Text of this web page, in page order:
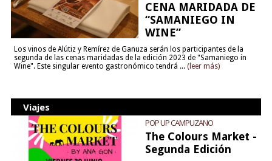
CENA MARIDADA DE
“SAMANIEGO IN
WINE”
Los vinos de Alútiz y Remírez de Ganuza serán los participantes de la
segunda de las cenas maridadas de la edición 2023 de "Samaniego in
Wine". Este singular evento gastronómico tendrá ... (leer más)
Viajes
POP UP CAMPUZANO
The Colours Market -
Segunda Edición